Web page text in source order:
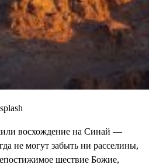
восхождение на Синай —
не могут забыть ни расселины,
шествие Божие,